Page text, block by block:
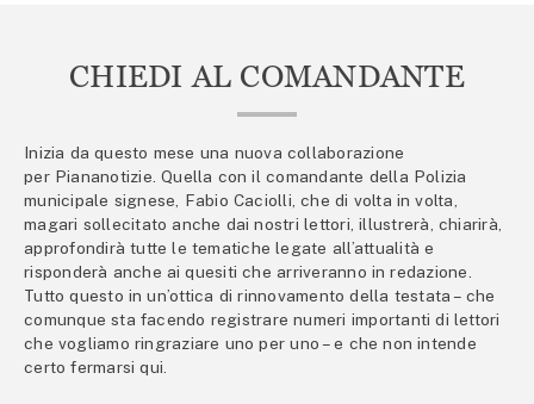
CHIEDI AL COMANDANTE
Inizia da questo mese una nuova collaborazione
per Piananotizie. Quella con il comandante della Polizia
municipale signese, Fabio Caciolli, che di volta in volta,
magari sollecitato anche dai nostri lettori, illustrerà, chiarirà,
approfondirà tutte le tematiche legate all’attualità e
risponderà anche ai quesiti che arriveranno in redazione.
Tutto questo in un’ottica di rinnovamento della testata – che
comunque sta facendo registrare numeri importanti di lettori
che vogliamo ringraziare uno per uno – e che non intende
certo fermarsi qui.